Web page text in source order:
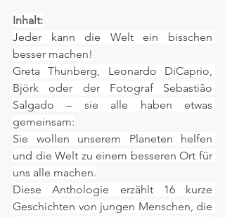
Inhalt:
Jeder kann die Welt ein bisschen
besser machen!
Greta Thunberg, Leonardo DiCaprio,
Björk oder der Fotograf Sebastião
Salgado – sie alle haben etwas
gemeinsam:
Sie wollen unserem Planeten helfen
und die Welt zu einem besseren Ort für
uns alle machen.
Diese Anthologie erzählt 16 kurze
Geschichten von jungen Menschen, die